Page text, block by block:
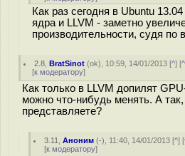
Как раз сегодня в Ubuntu
ядра и LLVM - заметно
производительности, судя по
2.8 ,BratSinot (ok), 10:59, 14/01/2013 [^] [
[к модератору]
Как только в LLVM допилят
можно что-нибудь менять. А
представляете?
3.11 ,Аноним (-), 11:40, 14/01/2013 [^] [
[к модератору]